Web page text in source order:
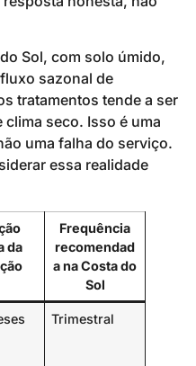
Sol, com solo úmido,
sazonal de
tratamentos tende a ser
seco. Isso é uma
uma falha do serviço.
essa realidade
da
Frequência
recomendad
a na Costa do
Sol
Trimestral